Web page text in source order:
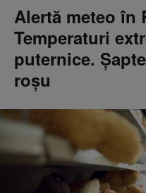
Alertă meteo în
Temperaturi
puternice.
roșu